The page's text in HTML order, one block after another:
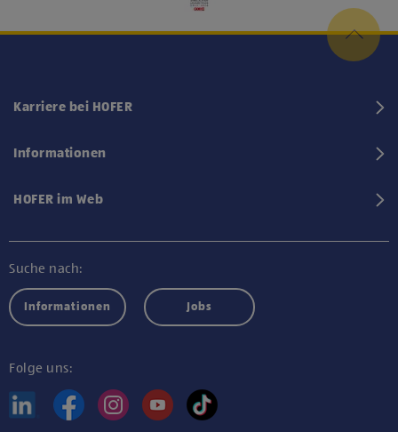
Karriere bei HOFER
Informationen
HOFER im Web
Suche nach:
Informationen Jobs
Folge uns: